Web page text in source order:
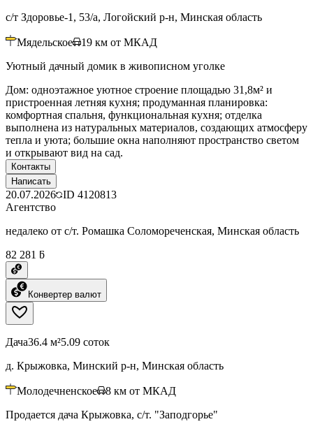
с/т Здоровье-1, 53/а, Логойский р-н, Минская область
Мядельское 19 км от МКАД
Уютный дачный домик в живописном уголке
Дом: одноэтажное уютное строение площадью 31,8м² и
пристроенная летняя кухня; продуманная планировка:
комфортная спальня, функциональная кухня; отделка
выполнена из натуральных материалов, создающих атмосферу
тепла и уюта; большие окна наполняют пространство светом
и открывают вид на сад.
Контакты
Написать
20.07.2026 ID 4120813
Агентство
недалеко от с/т. Ромашка Соломореченская, Минская область
82 281 ƃ
Конвертер валют
Дача36.4 м²5.09 соток
д. Крыжовка, Минский р-н, Минская область
Молодечненское 8 км от МКАД
Продается дача Крыжовка, с/т. "Заподгорье"